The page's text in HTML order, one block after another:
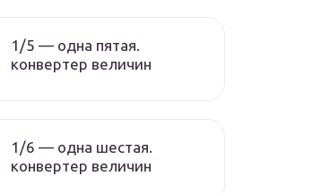
1/5 — одна пятая.
конвертер величин
1/6 — одна шестая.
конвертер величин